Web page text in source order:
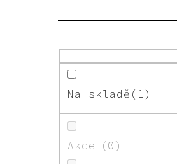
Na skladě 1
Akce 0